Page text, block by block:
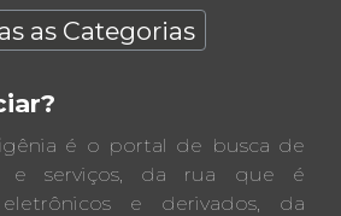
as Categorias
é o portal de busca de
e serviços, da rua que é
e derivados, da